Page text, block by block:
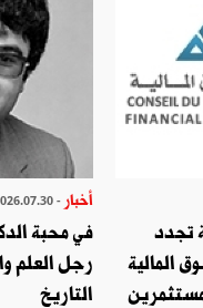
تجدد
المالية
أخبار - 2026.07.30
في محبة
رجل العلم
التاريخ